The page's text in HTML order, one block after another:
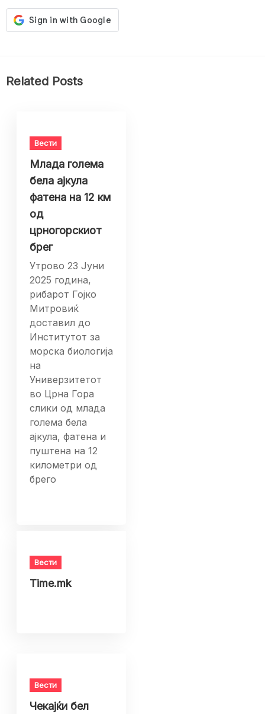
Related Posts
Вести
Млада голема
бела ајкула
фатена на 12 км
од
црногорскиот
брег
Утрово 23 Јуни
2025 година,
рибарот Гојко
Митровиќ
доставил до
Институтот за
морска биологија
на
Универзитетот
во Црна Гора
слики од млада
голема бела
ајкула, фатена и
пуштена на 12
километри од
брего
Вести
Time.mk
Вести
Чекајќи бел